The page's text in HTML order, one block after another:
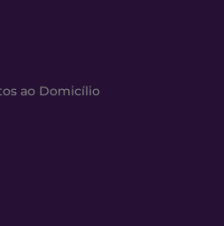
ao Domicílio